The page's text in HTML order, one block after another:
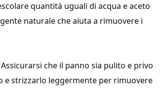
quantità uguali di acqua e aceto
naturale che aiuta a rimuovere i
che il panno sia pulito e privo
e strizzarlo leggermente per rimuovere